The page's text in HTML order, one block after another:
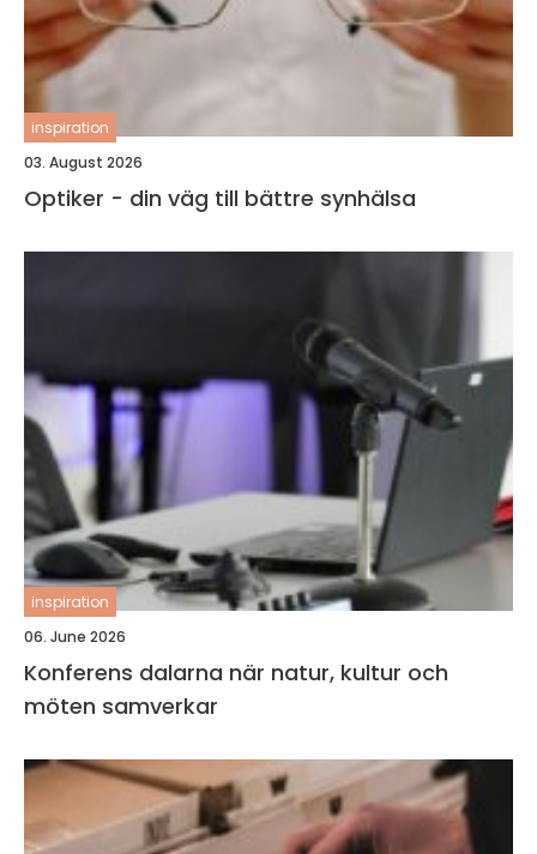
inspiration
03. August 2026
Optiker - din väg till bättre synhälsa
inspiration
06. June 2026
Konferens dalarna när natur, kultur och
möten samverkar